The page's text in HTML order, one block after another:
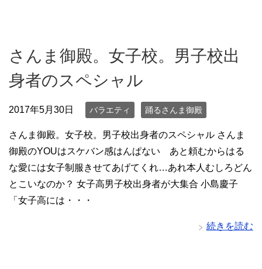
さんま御殿。女子校。男子校出
身者のスペシャル
2017年5月30日 バラエティ 踊るさんま御殿
さんま御殿。女子校。男子校出身者のスペシャル さんま
御殿のYOUはスケバン感はんぱない あと頼むからはる
な愛には女子制服きせてあげてくれ…あれ本人むしろどん
とこいなのか？ 女子高男子校出身者が大集合 小島慶子
「女子高には・・・
続きを読む